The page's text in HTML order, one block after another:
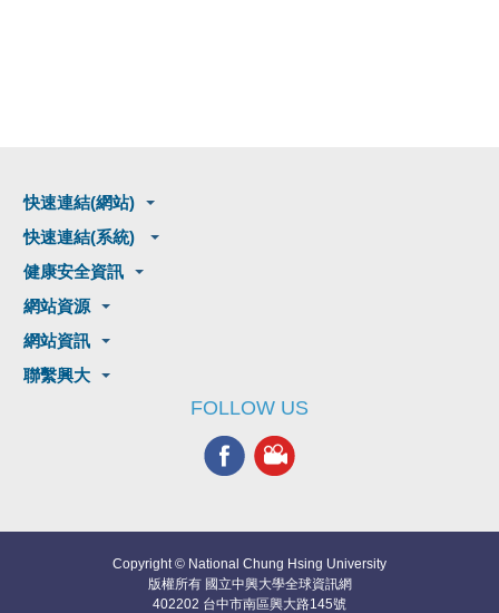
快速連結(網站)
快速連結(系統)
健康安全資訊
網站資源
網站資訊
聯繫興大
FOLLOW US
Copyright © National Chung Hsing University
版權所有 國立中興大學全球資訊網
402202 台中市南區興大路145號